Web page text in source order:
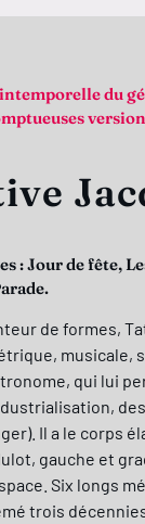
du
: Jour de fête,
de formes,
musicale,
qui lui
Il a le corps
gauche et
Six longs
trois